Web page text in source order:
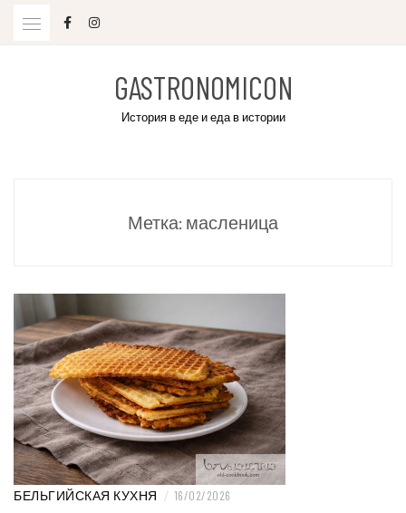
GASTRONOMICON
История в еде и еда в истории
Метка: масленица
БЕЛЬГИЙСКАЯ КУХНЯ / 16/02/2026